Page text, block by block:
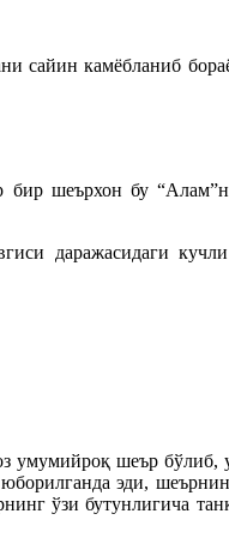
сайин камёбланиб
шеърхон бу
даражасидаги
умумийроқ шеър бўлиб,
эди,
ўзи бутунлигича